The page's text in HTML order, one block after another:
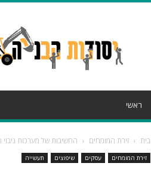
יסודות
הבנייה
ראשי
בית זירת המומחים החשיבות של מערכות
זירת המומחים עסקים שיפוצים תעשייה